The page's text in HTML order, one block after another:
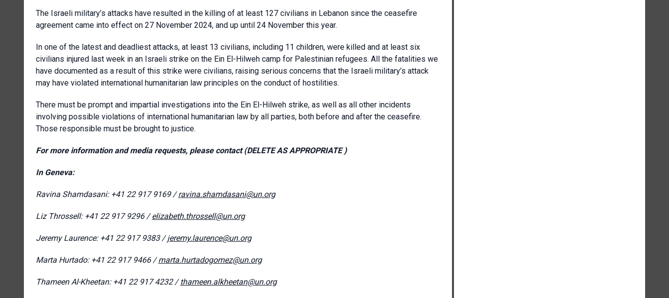
The Israeli military’s attacks have resulted in the killing of at least 127 civilians in Lebanon since the ceasefire
agreement came into effect on 27 November 2024, and up until 24 November this year.
In one of the latest and deadliest attacks, at least 13 civilians, including 11 children, were killed and at least six
civilians injured last week in an Israeli strike on the Ein El-Hilweh camp for Palestinian refugees. All the fatalities we
have documented as a result of this strike were civilians, raising serious concerns that the Israeli military’s attack
may have violated international humanitarian law principles on the conduct of hostilities.
There must be prompt and impartial investigations into the Ein El-Hilweh strike, as well as all other incidents
involving possible violations of international humanitarian law by all parties, both before and after the ceasefire.
Those responsible must be brought to justice.
For more information and media requests, please contact (DELETE AS APPROPRIATE )
In Geneva:
Ravina Shamdasani: +41 22 917 9169 /ravina.shamdasani@un.org
Liz Throssell: +41 22 917 9296 /elizabeth.throssell@un.org
Jeremy Laurence: +41 22 917 9383 /jeremy.laurence@un.org
Marta Hurtado: +41 22 917 9466 /marta.hurtadogomez@un.org
Thameen Al-Kheetan: +41 22 917 4232 / thameen.alkheetan@un.org